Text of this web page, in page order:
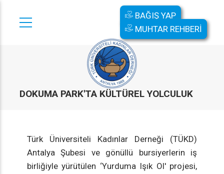
BAĞIŞ YAP
MUHTAR REHBERİ
DOKUMA PARK'TA KÜLTÜREL YOLCULUK
Türk Üniversiteli Kadınlar Derneği (TÜKD)
Antalya Şubesi ve gönüllü bursiyerlerin iş
birliğiyle yürütülen ‘Yurduma Işık Ol' projesi,